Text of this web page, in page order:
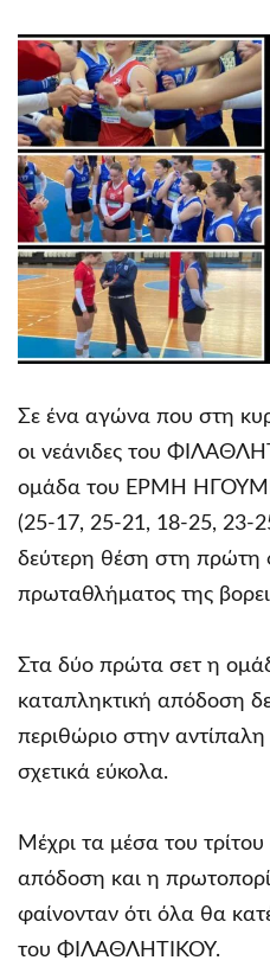
Σε ένα αγώνα που στη
οι νεάνιδες του
ομάδα του ΕΡΜΗ
(25-17, 25-21, 18-25, 23-
δεύτερη θέση στη πρώτη
πρωταθλήματος της
Στα δύο πρώτα σετ η
καταπληκτική απόδοση
περιθώριο στην
σχετικά εύκολα.
Μέχρι τα μέσα του
απόδοση και η
φαίνονταν ότι όλα θα
του ΦΙΛΑΘΛΗΤΙΚΟΥ.